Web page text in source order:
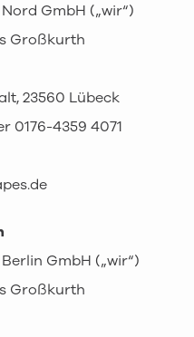
GmbH („wir“)
Großkurth
23560 Lübeck
0176-4359 4071
GmbH („wir“)
Großkurth